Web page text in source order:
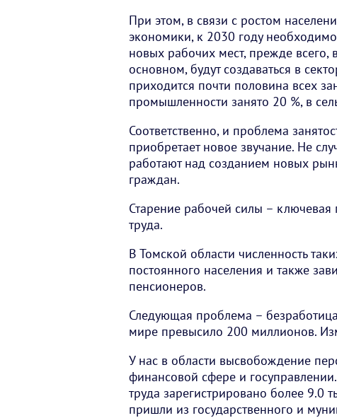
При этом, в связи с ростом
экономики, к 2030 году
новых рабочих мест, прежде всего,
основном, будут создаваться в
приходится почти половина всех
промышленности занято 20 %, в
Соответственно, и проблема
приобретает новое звучание. Не
работают над созданием новых
граждан.
Старение рабочей силы –
труда.
В Томской области численность
постоянного населения и также
пенсионеров.
Следующая проблема –
мире превысило 200 миллионов.
У нас в области высвобождение
финансовой сфере и
труда зарегистрировано более 9.0
пришли из государственного и